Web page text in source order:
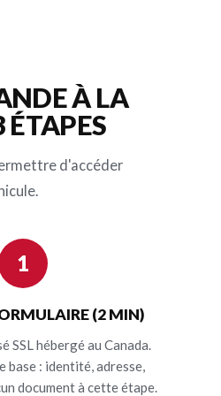
À LA
ÉTAPES
d'accéder
1
(2 MIN)
SSL hébergé au Canada.
base : identité, adresse,
document à cette étape.